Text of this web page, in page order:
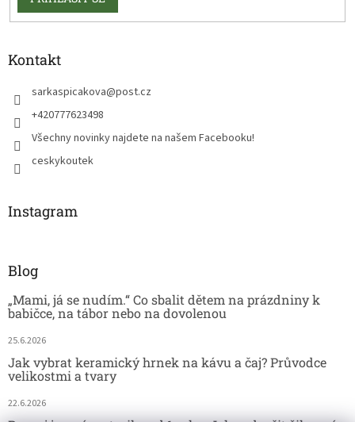
Kontakt
sarkaspicakova@post.cz
+420777623498
Všechny novinky najdete na našem Facebooku!
ceskykoutek
Instagram
Blog
„Mami, já se nudím.“ Co sbalit dětem na prázdniny k
babičce, na tábor nebo na dovolenou
25.6.2026
Jak vybrat keramický hrnek na kávu a čaj? Průvodce
velikostmi a tvary
22.6.2026